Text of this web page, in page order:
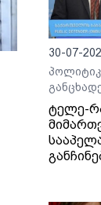
30-07-
ტელე-